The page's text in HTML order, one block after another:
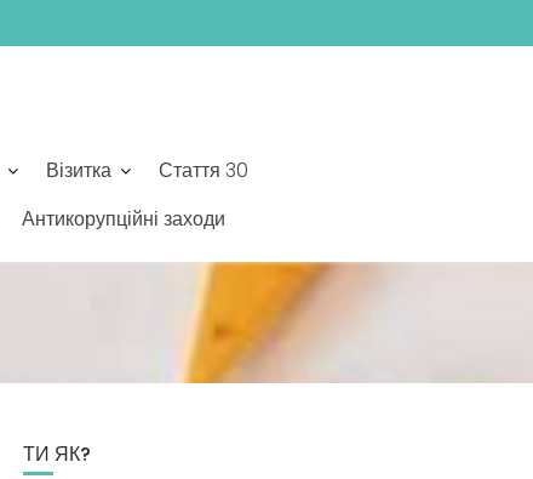
Візитка
Стаття 30
Антикорупційні заходи
ТИ ЯК?